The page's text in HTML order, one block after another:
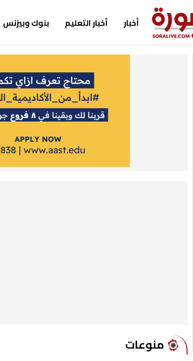
أخبار أخبار التعليم بنوك وبيزنس
منوعات